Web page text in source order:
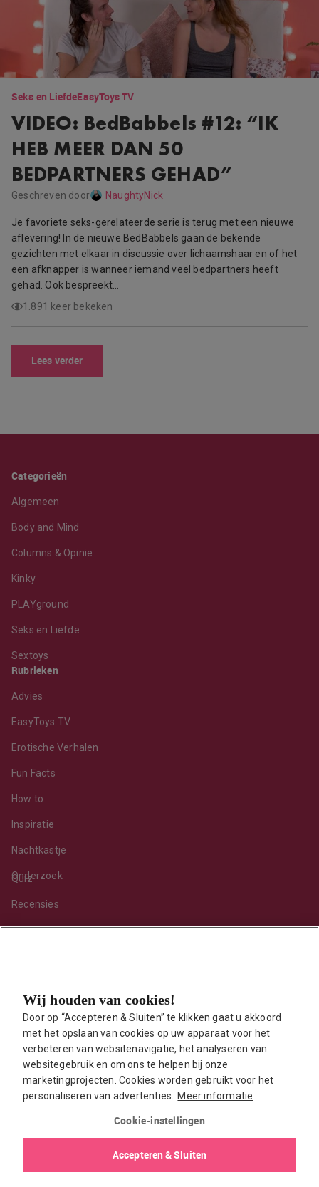
Seks en LiefdeEasyToys TV
VIDEO: BedBabbels #12: “IK
HEB MEER DAN 50
BEDPARTNERS GEHAD”
Geschreven door NaughtyNick
Je favoriete seks-gerelateerde serie is terug met een nieuwe
aflevering! In de nieuwe BedBabbels gaan de bekende
gezichten met elkaar in discussie over lichaamshaar en of het
een afknapper is wanneer iemand veel bedpartners heeft
gehad. Ook bespreekt…
1.891 keer bekeken
Lees verder
Categorieën
Algemeen
Body and Mind
Columns & Opinie
Kinky
PLAYground
Seks en Liefde
Sextoys
Rubrieken
Advies
EasyToys TV
Erotische Verhalen
Fun Facts
How to
Inspiratie
Nachtkastje
Onderzoek
Quiz
Recensies
Sekshoroscoop
Toy van de maand
Vraag ’t onze seksuoloog
Interessante links
Seksuologen in Nederland
Erotisch verhaal insturen
EasyToys shop
Wij houden van cookies!
Door op “Accepteren & Sluiten” te klikken gaat u akkoord
met het opslaan van cookies op uw apparaat voor het
verbeteren van websitenavigatie, het analyseren van
websitegebruik en om ons te helpen bij onze
marketingprojecten. Cookies worden gebruikt voor het
personaliseren van advertenties. Meer informatie
Cookie-instellingen
Accepteren & Sluiten